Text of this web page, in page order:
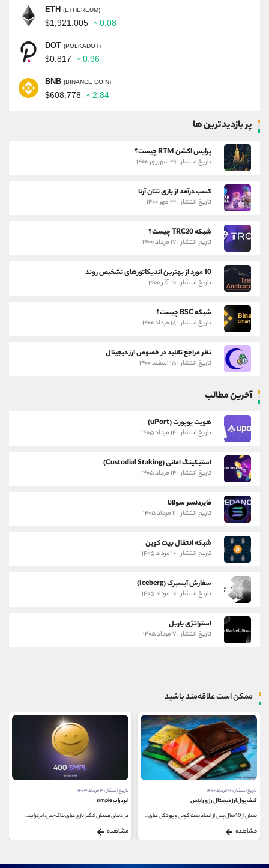
ETH (ETHEREUM)
$1,921.005 0.08
DOT (POLKADOT)
$0.817 0.96
BNB (BINANCE COIN)
$608.778 2.84
پر بازدیدترین ها
پرایس اکشن RTM چیست؟
تاریخ انتشار : ۲۹ شهریور ۱۴۰۰
کسب درآمد از بازی تتان آرنا
تاریخ انتشار : ۲۲ مهر ۱۴۰۰
شبکه TRC20 چیست؟
تاریخ انتشار : ۱۷ مرداد ۱۴۰۰
10 مورد از بهترین اندیکاتورهای تشخیص روند
تاریخ انتشار : ۲۰ آذر ۱۴۰۰
شبکه BSC چیست؟
تاریخ انتشار : ۱۸ مرداد ۱۴۰۰
نظر مراجع تقلید در خصوص ارز دیجیتال
تاریخ انتشار : ۱۵ اسفند ۱۴۰۰
آخرین مطالب
هویت یوپورت (uPort)
تاریخ انتشار : ۱۴ مرداد ۱۴۰۵
استیکینگ امانی (Custodial Staking)
تاریخ انتشار : ۱۴ مرداد ۱۴۰۵
فایردنسر سولانا
تاریخ انتشار : ۱۱ مرداد ۱۴۰۵
شبکه انتقال بیت کوین
تاریخ انتشار : ۱۰ مرداد ۱۴۰۵
سفارش آیسبرگ (Iceberg)
تاریخ انتشار : ۱۰ مرداد ۱۴۰۵
استراتژی باربل
تاریخ انتشار : ۷ مرداد ۱۴۰۵
ممکن است علاقه‌مند باشید
تاریخ انتشار : ۱۰ خرداد ۱۴۰۰
کیف پول ارز دیجیتال رزرو رایتس
بیش از 10 سال پس از ایجاد بیت کوین و پروتکل های...
مشاهده
تاریخ انتشار : ۳ مرداد ۱۴۰۳
ایردراپ simple
در دنیای هیجان انگیز بازی های بلاک چین، ایردراپ...
مشاهده